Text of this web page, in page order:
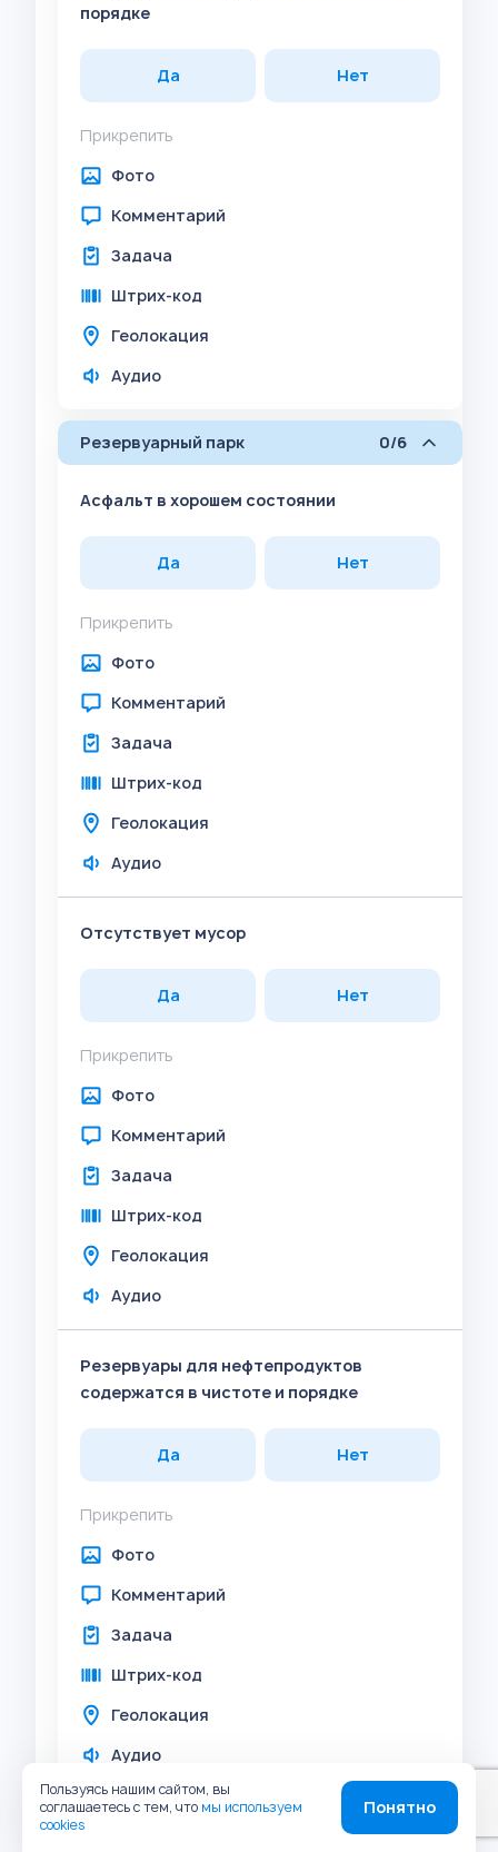
порядке
Да Нет
Прикрепить
Фото
Комментарий
Задача
Штрих-код
Геолокация
Аудио
Резервуарный парк 0/6
Асфальт в хорошем состоянии
Да Нет
Прикрепить
Фото
Комментарий
Задача
Штрих-код
Геолокация
Аудио
Отсутствует мусор
Да Нет
Прикрепить
Фото
Комментарий
Задача
Штрих-код
Геолокация
Аудио
Резервуары для нефтепродуктов
содержатся в чистоте и порядке
Да Нет
Прикрепить
Фото
Комментарий
Задача
Штрих-код
Геолокация
Аудио
Резервуар загрязненных и очищенных
Пользуясь нашим сайтом, вы
соглашаетесь с тем, что мы используем
cookies
Понятно